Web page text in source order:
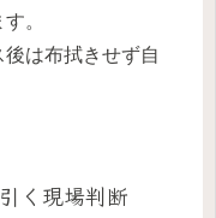
。
は布拭きせず自
く現場判断